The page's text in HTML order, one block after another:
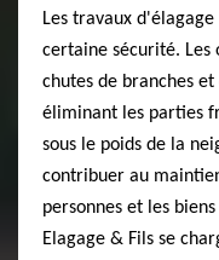
Les travaux
certaine sécurité. Les
chutes de branches
éliminant les parties
sous le poids de la
contribuer au
personnes et les
Elagage & Fils se